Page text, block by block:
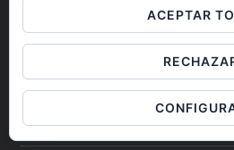
Trabajos
Personal
Blog
ACEPTAR